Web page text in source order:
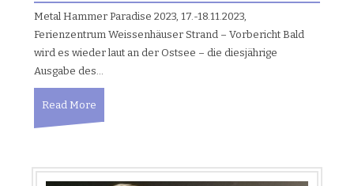
Metal Hammer Paradise 2023, 17.-18.11.2023,
Ferienzentrum Weissenhäuser Strand – Vorbericht Bald
wird es wieder laut an der Ostsee – die diesjährige
Ausgabe des…
Read More